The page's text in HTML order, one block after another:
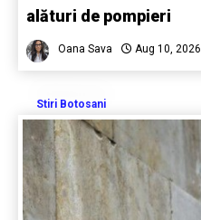
alături de pompieri
Oana Sava Aug 10, 2026
Stiri Botosani